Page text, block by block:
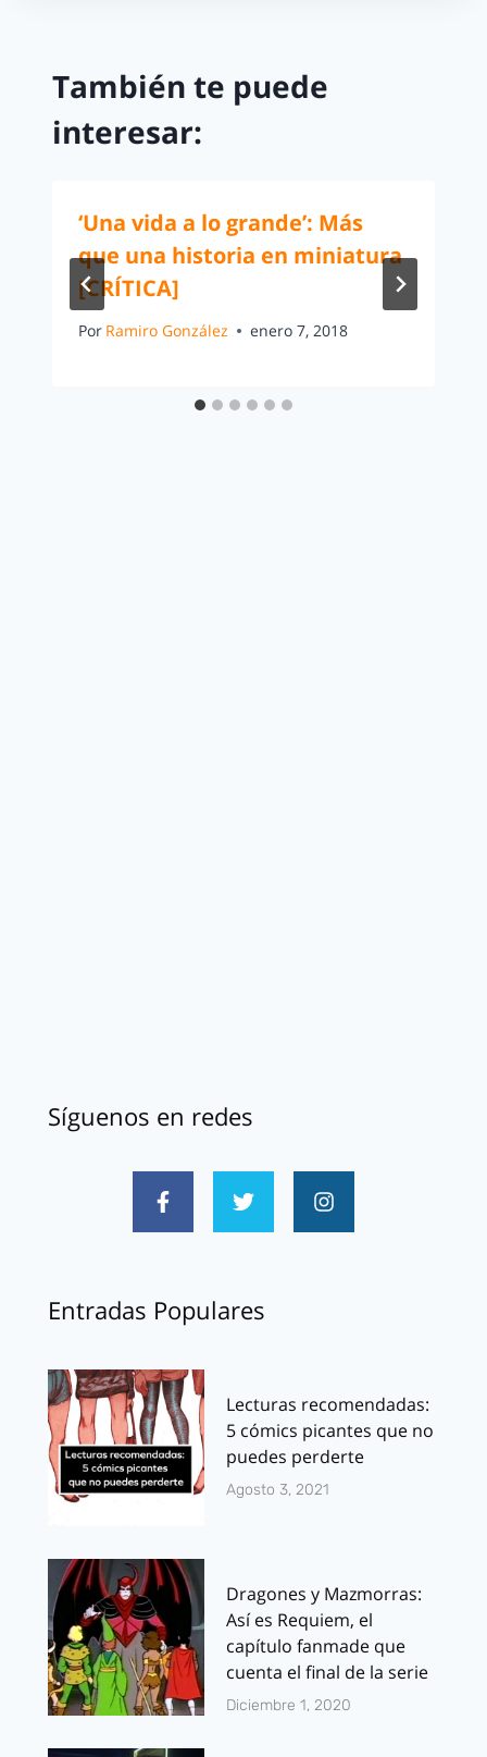
También te puede
interesar:
‘Una vida a lo grande’: Más
que una historia en miniatura
[CRÍTICA]
Por Ramiro González enero 7, 2018
Síguenos en redes
Entradas Populares
Lecturas recomendadas:
5 cómics picantes que no
puedes perderte
Agosto 3, 2021
Dragones y Mazmorras:
Así es Requiem, el
capítulo fanmade que
cuenta el final de la serie
Diciembre 1, 2020